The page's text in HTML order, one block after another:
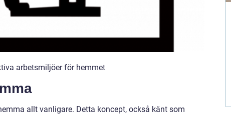
arbetsmiljöer för hemmet
allt vanligare. Detta koncept, också känt som